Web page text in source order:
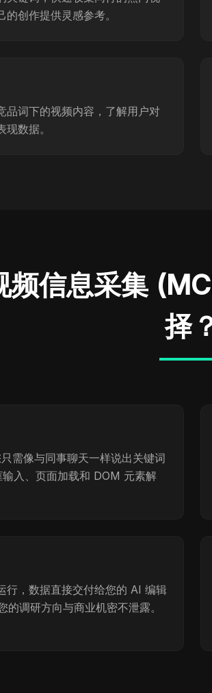
创作提供灵感参考。
品词下的视频内容，了解用户对
数据。
信息采集
择
需像与同事聊天一样说出关键词
入、页面加载和 DOM 元素解
行，数据直接交付给您的 AI 编辑
调研方向与商业机密不泄露。